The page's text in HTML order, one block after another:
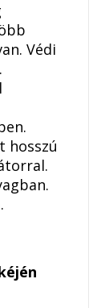
Védi
hosszú